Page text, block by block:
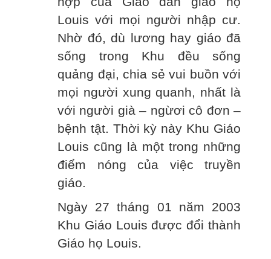
Louis với mọi người nhập cư.
Nhờ đó, dù lương hay giáo đã
sống trong Khu đều sống
quảng đại, chia sẻ vui buồn với
mọi người xung quanh, nhất là
với người già – ngừơi cô đơn –
bệnh tật. Thời kỳ này Khu Giáo
Louis cũng là một trong những
điểm nóng của việc truyền
giáo.
Ngày 27 tháng 01 năm 2003
Khu Giáo Louis được đổi thành
Giáo họ Louis.